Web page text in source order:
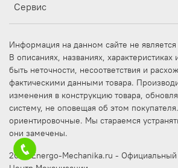
Сервис
Информация на данном сайте не
В описаниях, названиях,
быть неточности, несоответствия и
фактическими данными товара.
изменения в конструкцию товара,
систему, не оповещая об этом
ориентировочные. Мы стараемся
они замечены.
2025 Energo-Mechanika.ru - Официальный